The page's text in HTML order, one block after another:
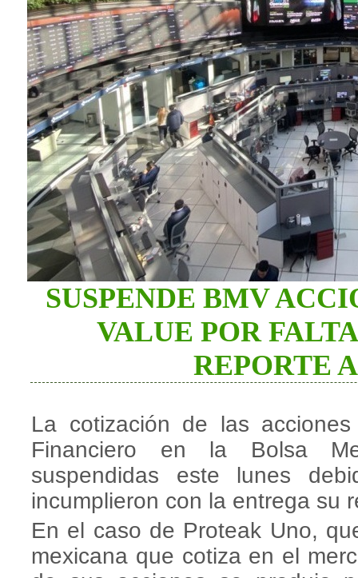
SUSPENDE BMV
VALUE POR
REPORTE
La cotización de las
Financiero en la Bolsa
suspendidas este lunes
incumplieron con la entrega su
En el caso de Proteak Uno,
mexicana que cotiza en el